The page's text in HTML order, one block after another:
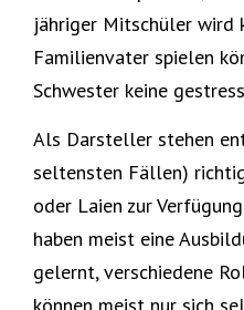
jähriger Mitschüler wird
Familienvater spielen
Schwester keine
Als Darsteller stehen
seltensten Fällen)
oder Laien zur
haben meist eine
gelernt, verschiedene